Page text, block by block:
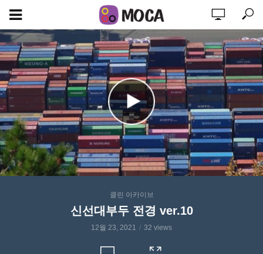
클린 아카이브
신선대부두 전경 ver.10
12월 23, 2021 32 views